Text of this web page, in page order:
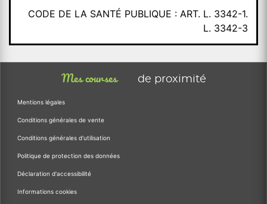
CODE DE LA SANTÉ PUBLIQUE : ART. L. 3342-1.
L. 3342-3
Mes courses de proximité
Mentions légales
Conditions générales de vente
Conditions générales d'utilisation
Politique de protection des données
Déclaration d'accessibilité
Informations cookies